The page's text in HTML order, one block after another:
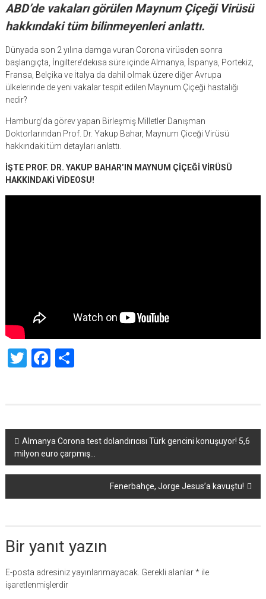
ABD’de vakaları görülen Maynum Çiçeği Virüsü
hakkındaki tüm bilinmeyenleri anlattı.
Dünyada son 2 yılına damga vuran Corona virüsden sonra
başlangıçta, İngiltere’dekısa süre içinde Almanya, İspanya, Portekiz,
Fransa, Belçika ve İtalya da dahil olmak üzere diğer Avrupa
ülkelerinde de yeni vakalar tespit edilen Maynum Çiçeği hastalığı
nedir?
Hamburg’da görev yapan Birleşmiş Milletler Danışman
Doktorlarından Prof. Dr. Yakup Bahar, Maynum Çiceği Virüsü
hakkındaki tüm detayları anlattı.
İŞTE PROF. DR. YAKUP BAHAR’IN MAYNUM ÇİÇEĞİ VİRÜSÜ
HAKKINDAKİ VİDEOSU!
TwitterFacebook
Share
Yazı
dolaşımı
Almanya Corona test dolandırıcısı Türk gencini konuşuyor! 5,6
milyon euro çarpmış…
Fenerbahçe, Jorge Jesus’a kavuştu!
Bir yanıt yazın
E-posta adresiniz yayınlanmayacak. Gerekli alanlar*ile
işaretlenmişlerdir